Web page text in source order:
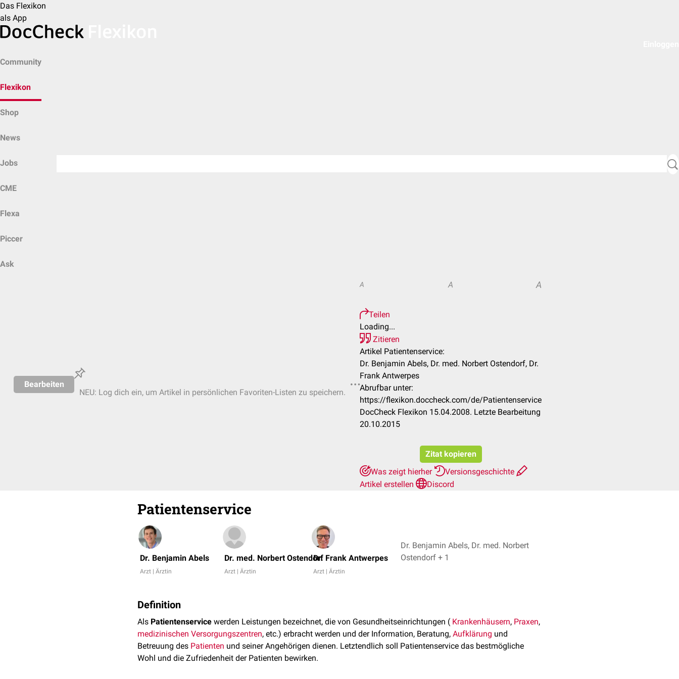
Das Flexikon
als App
Community
Flexikon
Shop
News
Jobs
CME
Flexa
Piccer
Ask
Bearbeiten
NEU: Log dich ein, um Artikel in persönlichen Favoriten-Listen zu speichern.
A A A
Teilen
Loading...
Zitieren
Artikel Patientenservice:
Dr. Benjamin Abels, Dr. med. Norbert Ostendorf, Dr.
Frank Antwerpes
Abrufbar unter:
https://flexikon.doccheck.com/de/Patientenservice
DocCheck Flexikon 15.04.2008. Letzte Bearbeitung
20.10.2015
Zitat kopieren
Was zeigt hierher
Versionsgeschichte
Artikel erstellen
Discord
Patientenservice
Dr. Benjamin Abels
Arzt | Ärztin
Dr. med. Norbert Ostendorf
Arzt | Ärztin
Dr. Frank Antwerpes
Arzt | Ärztin
Dr. Benjamin Abels, Dr. med. Norbert
Ostendorf + 1
Definition
Als Patientenservice werden Leistungen bezeichnet, die von Gesundheitseinrichtungen ( Krankenhäusern, Praxen,
medizinischen Versorgungszentren, etc.) erbracht werden und der Information, Beratung, Aufklärung und
Betreuung des Patienten und seiner Angehörigen dienen. Letztendlich soll Patientenservice das bestmögliche
Wohl und die Zufriedenheit der Patienten bewirken.